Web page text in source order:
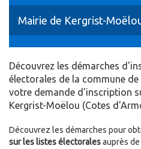
Mairie de Kergrist-
Découvrez les démarches
électorales de la commune
votre demande d'inscription
Kergrist-Moëlou (Cotes
Découvrez les démarches pour
sur les listes électoralesauprès de